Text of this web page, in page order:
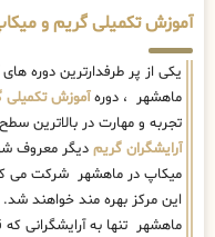
آموزش تکمیلی گریم و
یکی از پر طرفدارترین دوره
ماهشهر ، دورهآموزش
تجربه و مهارت در بالاترین
آرایشگران گریم دیگر معروف
میکاپ در ماهشهر شرکت می
این مرکز بهره مند خواهند
ماهشهر تنها به آرایشگرانی که